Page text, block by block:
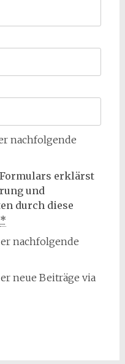
nachfolgende
erklärst
und
durch diese
*
nachfolgende
neue Beiträge via